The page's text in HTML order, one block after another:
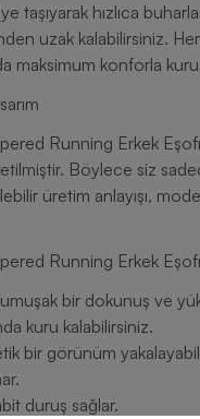
taşıyarak hızlıca
uzak kalabilirsiniz.
konforla kuru
Running Erkek
Böylece siz
üretim anlayışı,
Running Erkek
bir dokunuş ve
kuru kalabilirsiniz.
bir görünüm
duruş sağlar.